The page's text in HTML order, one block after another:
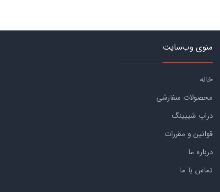
منوی وب‌سایت
خانه
محصولات سفارشی
دراپ شیپینگ
قوانین و مقررات
درباره ما
تماس با ما